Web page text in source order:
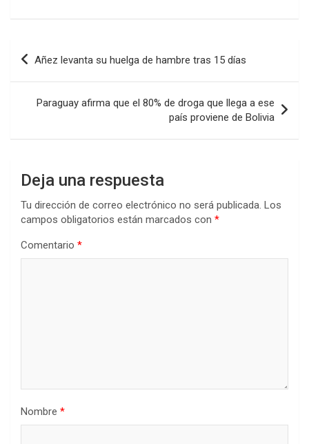
Navegación
entradas
Añez levanta su huelga de hambre tras 15 días
Paraguay afirma que el 80% de droga que llega a ese
país proviene de Bolivia
Deja una respuesta
Tu dirección de correo electrónico no será publicada. Los
campos obligatorios están marcados con *
Comentario *
Nombre *